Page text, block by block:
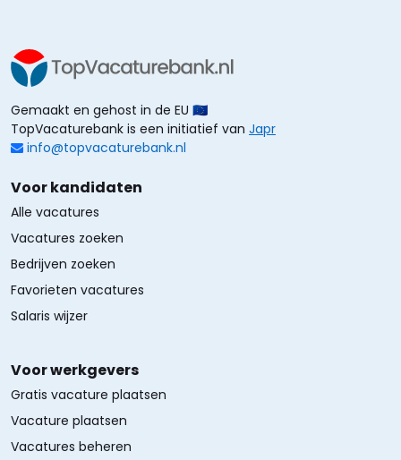
Gemaakt en gehost in de EU 🇪🇺
TopVacaturebank is een initiatief van Japr
info@topvacaturebank.nl
Voor kandidaten
Alle vacatures
Vacatures zoeken
Bedrijven zoeken
Favorieten vacatures
Salaris wijzer
Voor werkgevers
Gratis vacature plaatsen
Vacature plaatsen
Vacatures beheren